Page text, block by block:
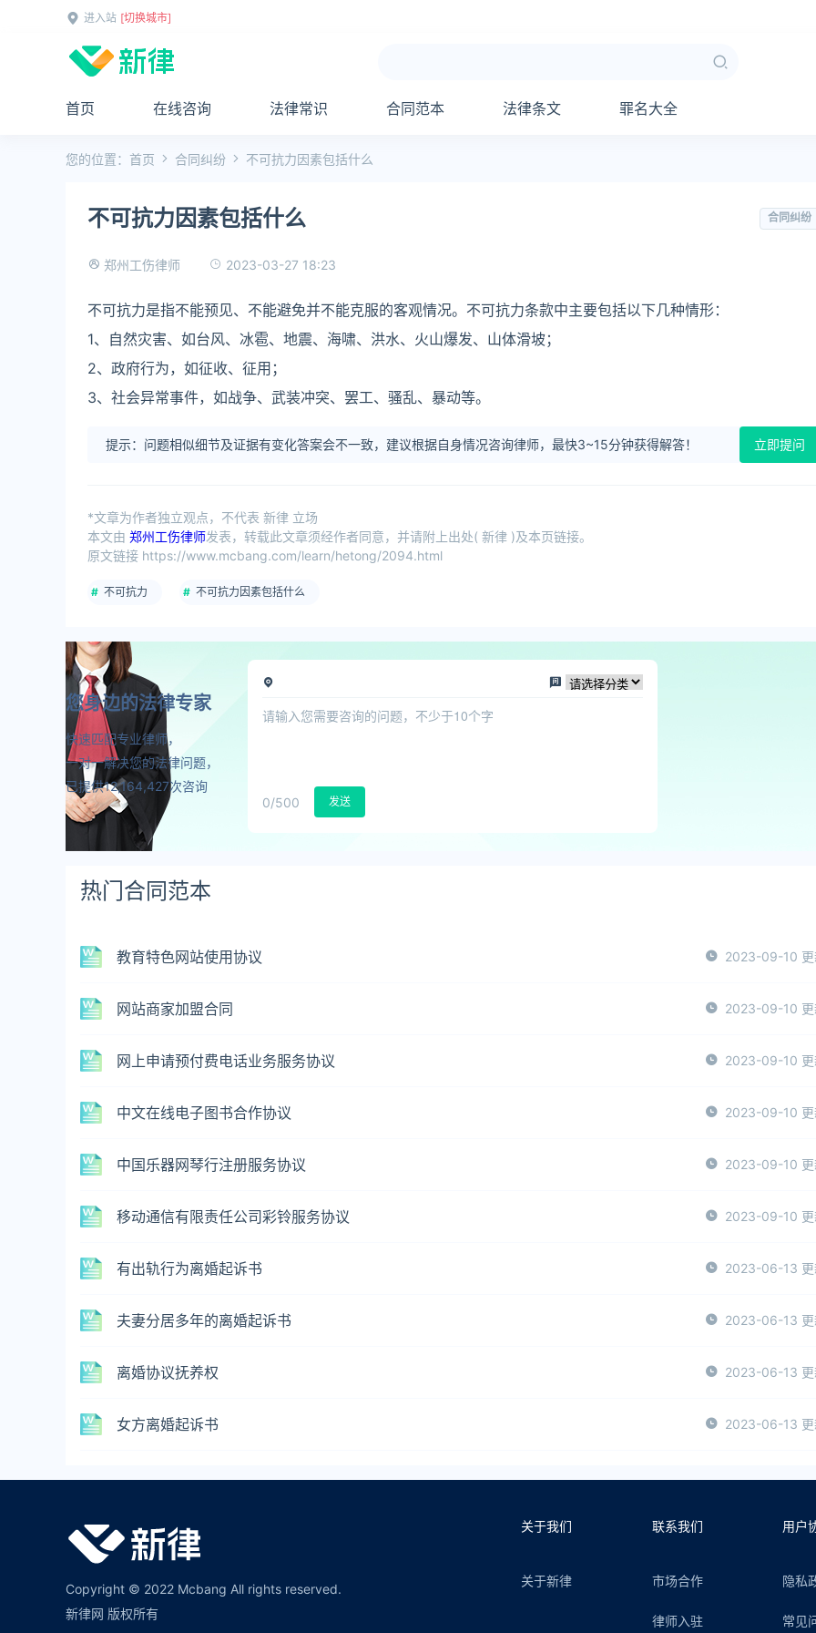
进入站 [切换城市]
首页 在线咨询 法律常识 合同范本 法律条文 罪名大全
您的位置： 首页 合同纠纷 不可抗力因素包括什么
不可抗力因素包括什么 合同纠纷
郑州工伤律师 2023-03-27 18:23
不可抗力是指不能预见、不能避免并不能克服的客观情况。不可抗力条款中主要包括以下几种情形：
1、自然灾害、如台风、冰雹、地震、海啸、洪水、火山爆发、山体滑坡；
2、政府行为，如征收、征用；
3、社会异常事件，如战争、武装冲突、罢工、骚乱、暴动等。
提示：问题相似细节及证据有变化答案会不一致，建议根据自身情况咨询律师，最快3~15分钟获得解答！ 立即提问
*文章为作者独立观点，不代表 新律 立场
本文由 郑州工伤律师发表，转载此文章须经作者同意，并请附上出处( 新律 )及本页链接。
原文链接 https://www.mcbang.com/learn/hetong/2094.html
不可抗力 不可抗力因素包括什么
您身边的法律专家
快速匹配专业律师，
一对一解决您的法律问题，
已提供12,164,427次咨询
0/500 发送
热门合同范本
教育特色网站使用协议 2023-09-10 更
网站商家加盟合同 2023-09-10 更
网上申请预付费电话业务服务协议 2023-09-10 更
中文在线电子图书合作协议 2023-09-10 更
中国乐器网琴行注册服务协议 2023-09-10 更
移动通信有限责任公司彩铃服务协议 2023-09-10 更
有出轨行为离婚起诉书 2023-06-13 更
夫妻分居多年的离婚起诉书 2023-06-13 更
离婚协议抚养权 2023-06-13 更
女方离婚起诉书 2023-06-13 更
Copyright © 2022 Mcbang All rights reserved.
新律网 版权所有
关于我们
关于新律
联系我们
市场合作
律师入驻
用户
隐私
常见